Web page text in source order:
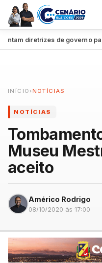
diretrizes de governo para
INÍCIO › NOTÍCIAS
NOTÍCIAS
Museu
aceito
Américo Rodrigo
08/10/2020 às 17:00